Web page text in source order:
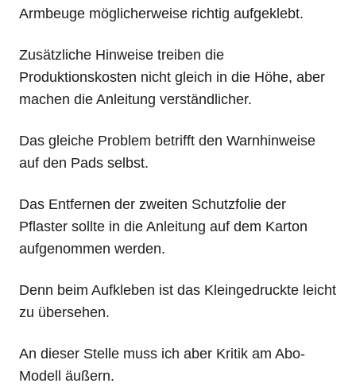
Armbeuge möglicherweise richtig aufgeklebt.
Zusätzliche Hinweise treiben die
Produktionskosten nicht gleich in die Höhe, aber
machen die Anleitung verständlicher.
Das gleiche Problem betrifft den Warnhinweise
auf den Pads selbst.
Das Entfernen der zweiten Schutzfolie der
Pflaster sollte in die Anleitung auf dem Karton
aufgenommen werden.
Denn beim Aufkleben ist das Kleingedruckte leicht
zu übersehen.
An dieser Stelle muss ich aber Kritik am Abo-
Modell äußern.